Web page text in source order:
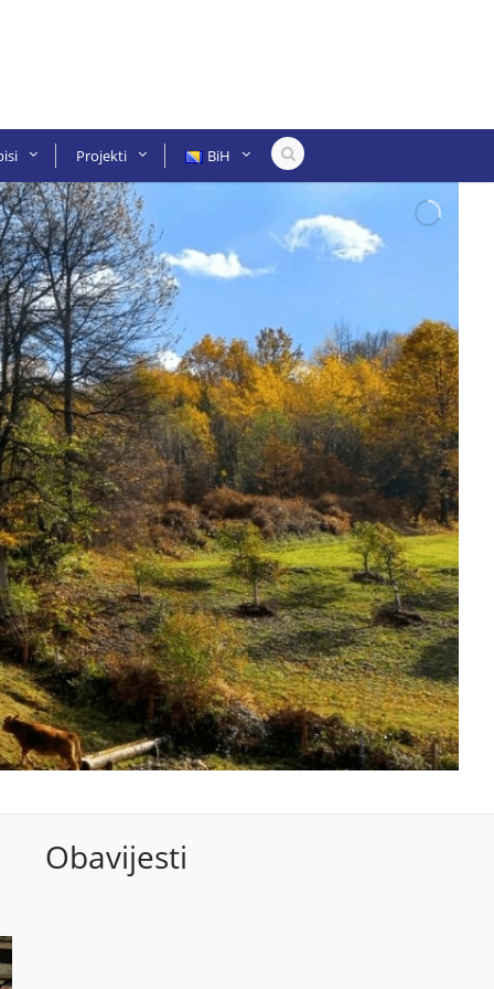
Projekti BiH
Obavijesti